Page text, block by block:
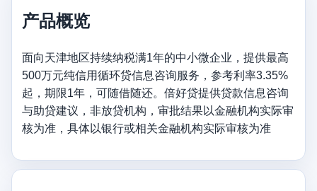
产品概览
面向天津地区持续纳税满1年的中小微企业，提供最高
500万元纯信用循环贷信息咨询服务，参考利率3.35%
起，期限1年，可随借随还。倍好贷提供贷款信息咨询
与助贷建议，非放贷机构，审批结果以金融机构实际审
核为准，具体以银行或相关金融机构实际审核为准